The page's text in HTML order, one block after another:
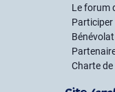
Le forum
Participer
Charte